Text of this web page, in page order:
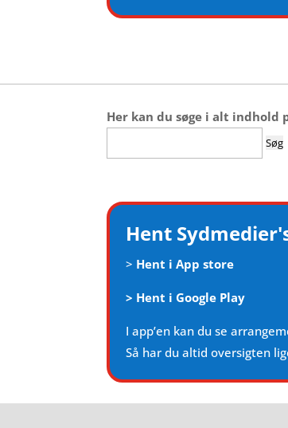
Her kan du søge i alt indhold
efter:
Hent
> Hent i App store
> Hent i Google Play
I app’en kan du se
Så har du altid oversigten